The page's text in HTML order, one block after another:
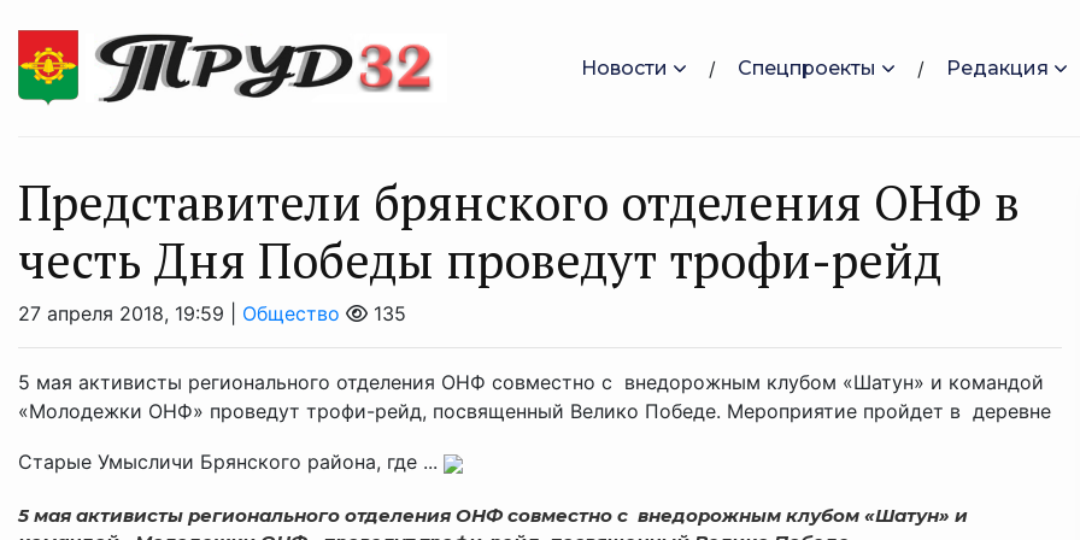
Новости Спецпроекты Редакция
Представители брянского отделения ОНФ в
честь Дня Победы проведут трофи-рейд
27 апреля 2018, 19:59 | Общество 135
5 мая активисты регионального отделения ОНФ совместно с внедорожным клубом «Шатун» и командой
«Молодежки ОНФ» проведут трофи-рейд, посвященный Велико Победе. Мероприятие пройдет в деревне
Старые Умысличи Брянского района, где ...
5 мая активисты регионального отделения ОНФ совместно с внедорожным клубом «Шатун» и